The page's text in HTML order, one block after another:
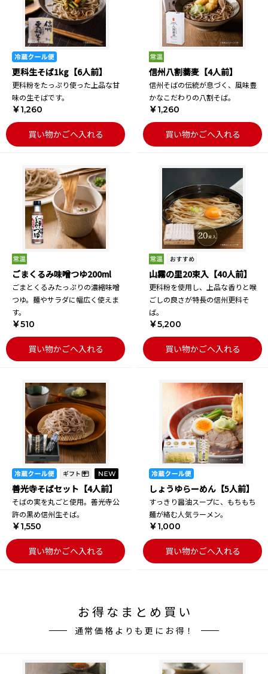
更科生そば1kg【6人前】
更科粉をたっぷり使った上品な甘
味の生そばです。
￥1,260
買い物かごへ入れる
信州八割蕎麦【4人前】
信州そばの伝統が息づく、風味豊
かなこだわりの八割そば。
￥1,260
買い物かごへ入れる
ごまくるみ味噌つゆ200ml
ごまとくるみたっぷりの濃縮味噌
つゆ。麺やサラダに幅広く使えま
す。
￥510
買い物かごへ入れる
山霧の里20束入【40人前】
更科粉を使用し、上品な香りと喉
ごしの良さが特長の信州更科そ
ば。
￥5,200
買い物かごへ入れる
善光寺そばセット【4人前】
そばの実を丸ごと使用。善光寺公
許の黒め信州生そば。
￥1,550
買い物かごへ入れる
しょうゆらーめん【5人前】
すっきり醤油スープに、もちもち
麺が絡む人気ラーメン。
￥1,000
買い物かごへ入れる
お得なまとめ買い
通常価格よりも更にお得！